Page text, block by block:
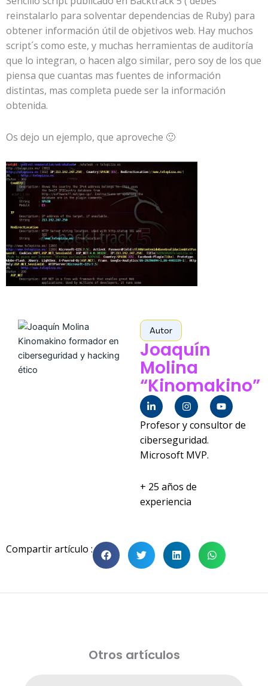
reinstalarlo para solventar dependencias de Ruby) para
obtener información útil de objetivos web. Hay muchos
script´s como este, y muchas herramientas de auditoría
que lo integran, o hacen algo similar, pero soy de los que
piensa que cuantas mas fuentes de información
distintas, mas completa puede ser la información
obtenida.
Os dejo un ejemplo, que aproveche 🙂
Autor
Joaquín
Molina
“Kinomakino”
L
i
n
k
e
d
i
i
I
n
s
t
a
g
r
Y
o
u
t
Profesor y consultor de
ciberseguridad.
Microsoft MVP.
+ 25 años de
experiencia
Compartir artículo :
Otros artículos